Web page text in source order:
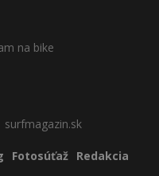
na bike
surfmagazin.sk
Fotosúťaž Redakcia